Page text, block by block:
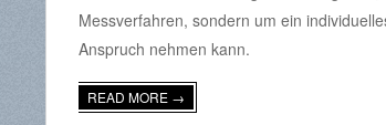
Messverfahren, sondern um ein
Anspruch nehmen kann.
READ MORE →